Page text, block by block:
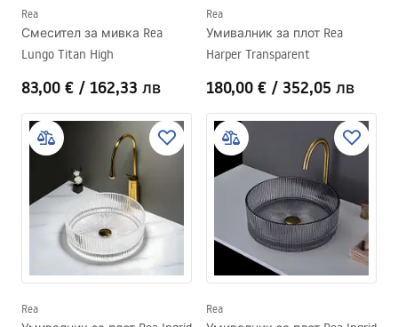
Rea
Смесител за мивка Rea
Lungo Titan High
83,00 € / 162,33 лв
Rea
Умивалник за плот Rea
Harper Transparent
180,00 € / 352,05 лв
Rea Rea